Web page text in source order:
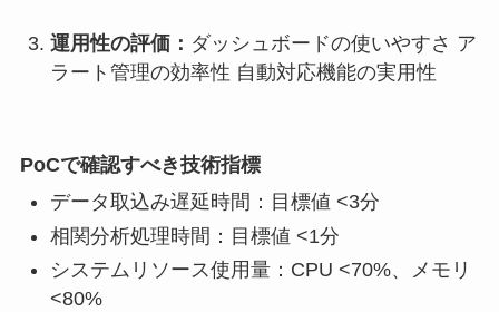
運用性の評価： ダッシュボードの使いやすさ ア
ラート管理の効率性 自動対応機能の実用性
PoCで確認すべき技術指標
データ取込み遅延時間：目標値 <3分
相関分析処理時間：目標値 <1分
システムリソース使用量：CPU <70%、メモリ
<80%